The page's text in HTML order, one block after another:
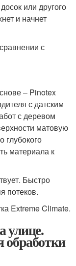
или другого
и начнет
с
‒ Pinotex
с датским
с деревом
матовую
глубокого
материала к
Быстро
потеков.
Extreme Climate.
улице.
обработки